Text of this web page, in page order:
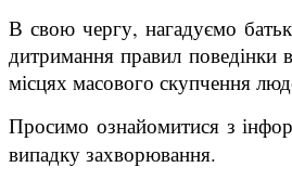
В свою чергу, нагадуємо
дитримання правил поведінки
місцях масового скупчення
Просимо ознайомитися з
випадку захворювання.